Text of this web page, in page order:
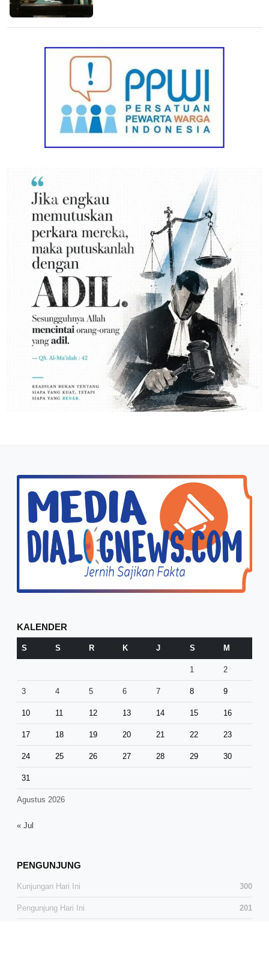
KALENDER
Agustus 2026
S S R K J S M
1 2
3 4 5 6 7 8 9
10 11 12 13 14 15 16
17 18 19 20 21 22 23
24 25 26 27 28 29 30
31
« Jul
PENGUNJUNG
Kunjungan Hari Ini 300
Pengunjung Hari Ini 201